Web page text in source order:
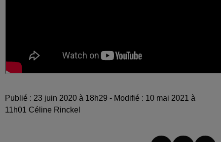
Publié : 23 juin 2020 à 18h29 - Modifié : 10 mai 2021 à
11h01 Céline Rinckel